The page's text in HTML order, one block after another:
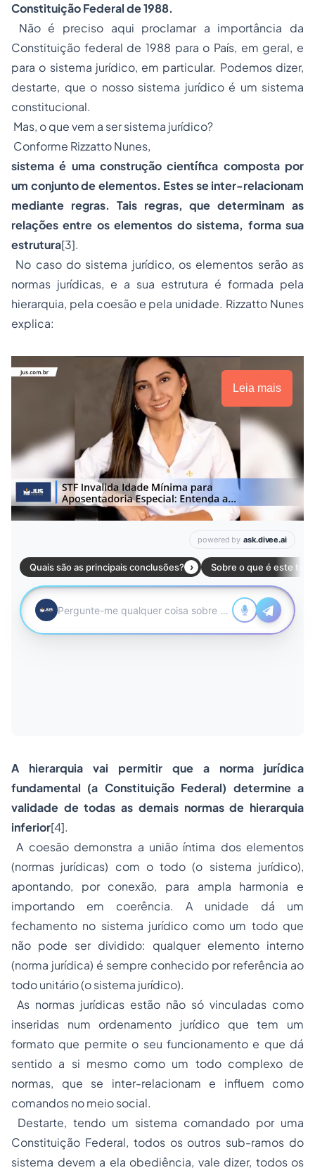
Constituição Federal de 1988.
Não é preciso aqui proclamar a importância da
Constituição federal de 1988 para o País, em geral, e
para o sistema jurídico, em particular. Podemos dizer,
destarte, que o nosso sistema jurídico é um sistema
constitucional.
Mas, o que vem a ser sistema jurídico?
Conforme Rizzatto Nunes,
sistema é uma construção científica composta por
um conjunto de elementos. Estes se inter-relacionam
mediante regras. Tais regras, que determinam as
relações entre os elementos do sistema, forma sua
estrutura[3].
No caso do sistema jurídico, os elementos serão as
normas jurídicas, e a sua estrutura é formada pela
hierarquia, pela coesão e pela unidade. Rizzatto Nunes
explica:
Leia mais
A hierarquia vai permitir que a norma jurídica
fundamental (a Constituição Federal) determine a
validade de todas as demais normas de hierarquia
inferior[4].
A coesão demonstra a união íntima dos elementos
(normas jurídicas) com o todo (o sistema jurídico),
apontando, por conexão, para ampla harmonia e
importando em coerência. A unidade dá um
fechamento no sistema jurídico como um todo que
não pode ser dividido: qualquer elemento interno
(norma jurídica) é sempre conhecido por referência ao
todo unitário (o sistema jurídico).
As normas jurídicas estão não só vinculadas como
inseridas num ordenamento jurídico que tem um
formato que permite o seu funcionamento e que dá
sentido a si mesmo como um todo complexo de
normas, que se inter-relacionam e influem como
comandos no meio social.
Destarte, tendo um sistema comandado por uma
Constituição Federal, todos os outros sub-ramos do
sistema devem a ela obediência, vale dizer, todos os